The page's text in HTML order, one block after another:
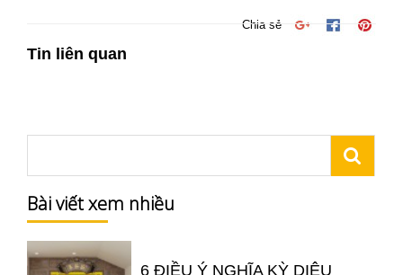
Chia sẻ
Tin liên quan
Bài viết xem nhiều
6 ĐIỀU Ý NGHĨA KỲ DIỆU